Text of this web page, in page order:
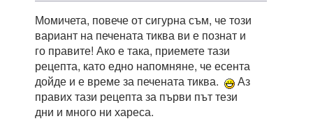
Момичета, повече от сигурна съм, че този
вариант на печената тиква ви е познат и
го правите! Ако е така, приемете тази
рецепта, като едно напомняне, че есента
дойде и е време за печената тиква.
Аз
правих тази рецепта за първи път тези
дни и много ни хареса.